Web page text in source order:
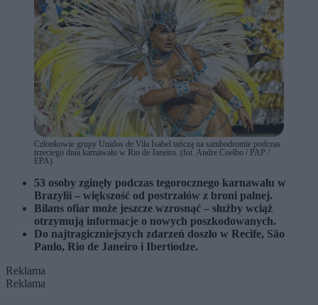
Członkowie grupy Unidos de Vila Isabel tańczą na sambodromie podczas
trzeciego dnia karnawału w Rio de Janeiro. (fot. Andre Coelho / PAP /
EPA)
53 osoby zginęły podczas tegorocznego karnawału w
Brazylii – większość od postrzałów z broni palnej.
Bilans ofiar może jeszcze wzrosnąć – służby wciąż
otrzymują informacje o nowych poszkodowanych.
Do najtragiczniejszych zdarzeń doszło w Recife, São
Paulo, Rio de Janeiro i Ibertiodze.
Reklama
Reklama